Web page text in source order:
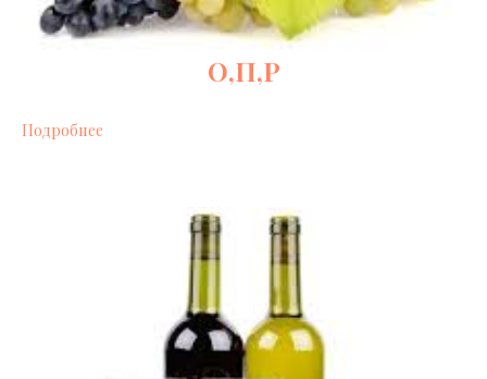
О,П,Р
Подробнее